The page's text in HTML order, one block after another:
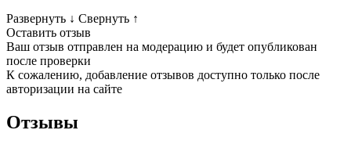
Развернуть ↓ Свернуть ↑
Оставить отзыв
Ваш отзыв отправлен на модерацию и будет опубликован
после проверки
К сожалению, добавление отзывов доступно только после
авторизации на сайте
Отзывы